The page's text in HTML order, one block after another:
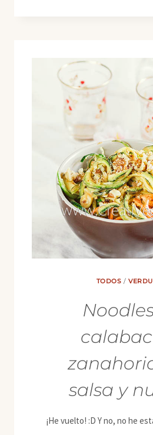
TODOS /
salsa y
¡He vuelto! :D Y no, no he